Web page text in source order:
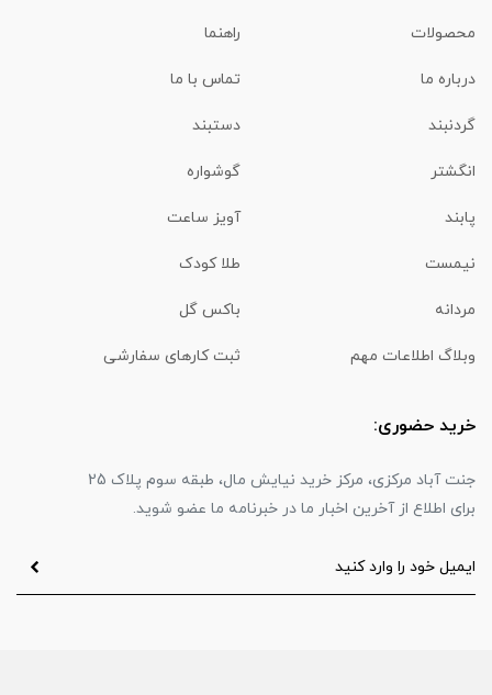
محصولات راهنما
درباره ما تماس با ما
گردنبند دستبند
انگشتر گوشواره
پابند آویز ساعت
نیمست طلا کودک
مردانه باکس گل
وبلاگ اطلاعات مهم ثبت کارهای سفارشی
خرید حضوری:
جنت آباد مرکزی، مرکز خرید نیایش مال، طبقه سوم پلاک 25
برای اطلاع از آخرین اخبار ما در خبرنامه ما عضو شوید.